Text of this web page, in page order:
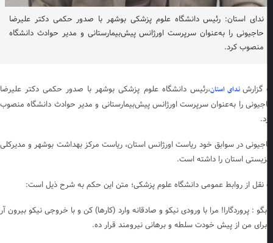
ندای استان: رئیس دانشگاه علوم پزشکی بوشهر با صدور حکمی دکتر علیرضا
حاجیونی را به‌عنوان سرپرست اورژانس پیش‌بیمارستانی و مدیر حوادث دانشگاه
منصوب کرد.
گزارشندای استان،رئیس دانشگاه علوم پزشکی بوشهر با صدور حکمی دکتر علیرضا
را به‌عنوان سرپرست اورژانس پیش‌بیمارستانی و مدیر حوادث دانشگاه منصوب
در سوابق خود ریاست اورژانس استان، ریاست مرکز بهداشت بوشهر و مدیرکلی
استان را داشته است.
نقل از روابط عمومی دانشگاه علوم پزشکی؛ متن این حکم به شرح ذیل است:
: پروردگارا! مرا با ورودی نیکو و صادقانه وارد (کارها) کن و با خروجی نیکو بیرون آر
من از پیش خودت سلطه و برهانی نیرومند قرار ده.